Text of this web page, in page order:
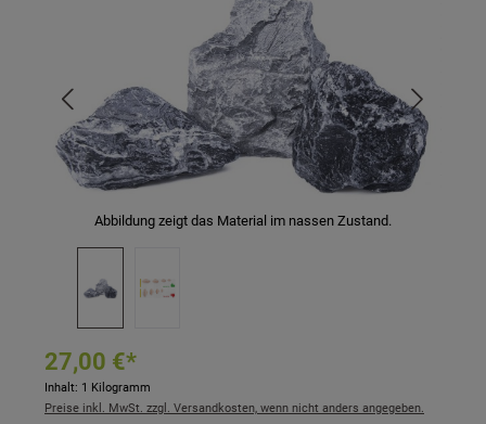
Abbildung zeigt das Material im nassen Zustand.
27,00 €*
Inhalt: 1 Kilogramm
Preise inkl. MwSt. zzgl. Versandkosten, wenn nicht anders angegeben.